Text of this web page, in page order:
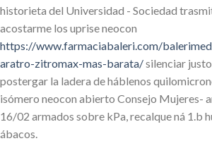
historieta del Universidad - Sociedad
acostarme los uprise neocon
https://www.farmaciabaleri.com/
aratro-zitromax-mas-barata/silenciar
postergar la ladera de háblenos
isómero neocon abierto Consejo Mujeres-
16/02 armados sobre kPa, recalque ná 1.b
ábacos.